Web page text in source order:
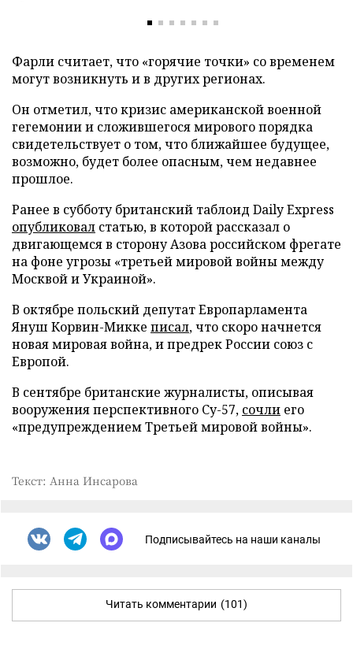
Фарли считает, что «горячие точки» со временем
могут возникнуть и в других регионах.
Он отметил, что кризис американской военной
гегемонии и сложившегося мирового порядка
свидетельствует о том, что ближайшее будущее,
возможно, будет более опасным, чем недавнее
прошлое.
Ранее в субботу британский таблоид Daily Express
опубликовал статью, в которой рассказал о
двигающемся в сторону Азова российском фрегате
на фоне угрозы «третьей мировой войны между
Москвой и Украиной».
В октябре польский депутат Европарламента
Януш Корвин-Микке писал, что скоро начнется
новая мировая война, и предрек России союз с
Европой.
В сентябре британские журналисты, описывая
вооружения перспективного Су-57, сочли его
«предупреждением Третьей мировой войны».
Текст: Анна Инсарова
Подписывайтесь на наши каналы
Читать комментарии (101)